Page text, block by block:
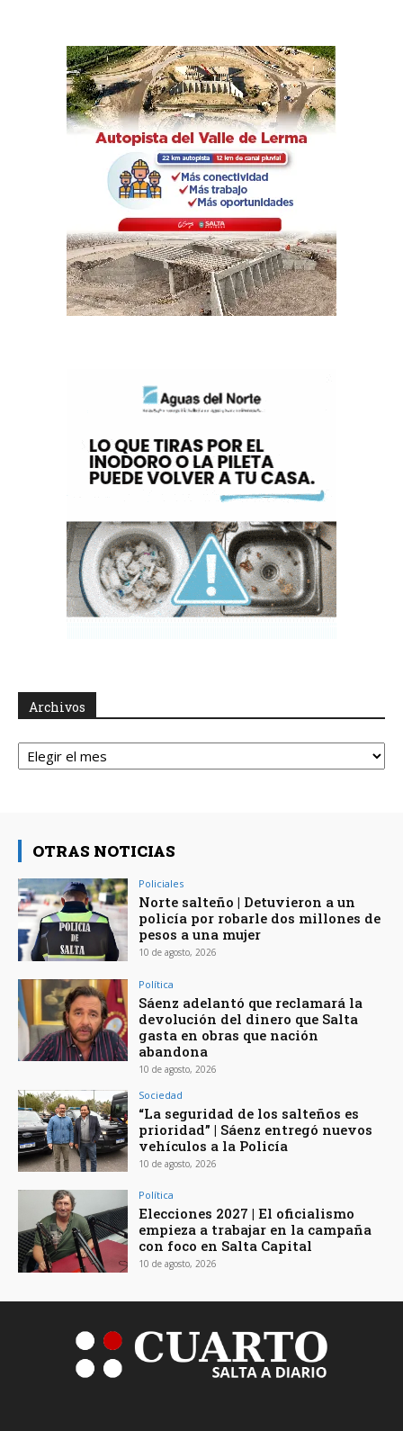
Archivos
Archivos
OTRAS NOTICIAS
Policiales
Norte salteño | Detuvieron a un
policía por robarle dos millones de
pesos a una mujer
10 de agosto, 2026
Política
Sáenz adelantó que reclamará la
devolución del dinero que Salta
gasta en obras que nación
abandona
10 de agosto, 2026
Sociedad
“La seguridad de los salteños es
prioridad” | Sáenz entregó nuevos
vehículos a la Policía
10 de agosto, 2026
Política
Elecciones 2027 | El oficialismo
empieza a trabajar en la campaña
con foco en Salta Capital
10 de agosto, 2026